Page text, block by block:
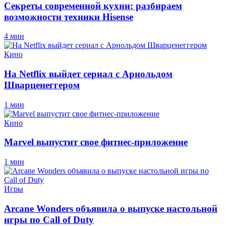
Секреты современной кухни: разбираем
возможности техники Hisense
4 мин
Кино
На Netflix выйдет сериал с Арнольдом
Шварценеггером
1 мин
Кино
Marvel выпустит свое фитнес-приложение
1 мин
Игры
Arcane Wonders объявила о выпуске настольной
игры по Call of Duty